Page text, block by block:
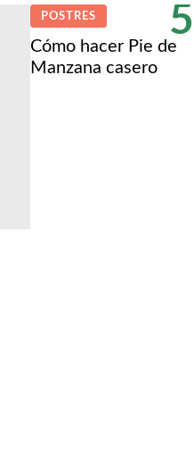
5
POSTRES
Cómo hacer Pie de
Manzana casero